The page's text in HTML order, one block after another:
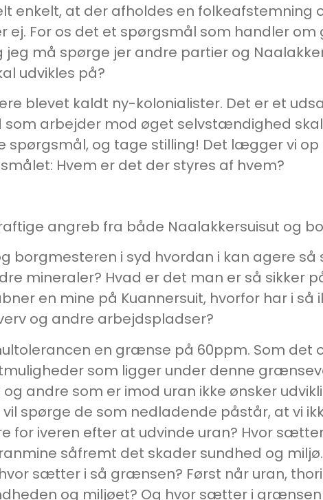
enkelt, at der afholdes en folkeafstemning
ej. For os det et spørgsmål som handler
må spørge jer andre partier og
udvikles på?
blevet kaldt ny-kolonialister. Det er et
arbejder mod øget selvstændighed
og tage stilling! Det lægger vi op
Hvem er det der styres af hvem?
angreb fra både Naalakkersuisut og
borgmesteren i syd hvordan i kan agere så
mineraler? Hvad er det man er så sikker
en mine på Kuannersuit, hvorfor har i så
og andre arbejdspladser?
en grænse på 60ppm. Som det
som ligger under denne
andre som er imod uran ikke ønsker
spørge de som nedladende påstår, at vi
for iveren efter at udvinde uran? Hvor
såfremt det skader sundhed og
sætter i så grænsen? Først når uran,
og miljøet? Og hvor sætter i